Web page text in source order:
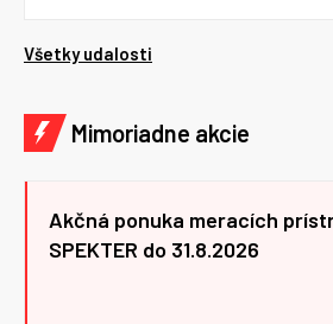
Všetky udalosti
Mimoriadne akcie
Akčná ponuka meracích
SPEKTER do 31.8.2026